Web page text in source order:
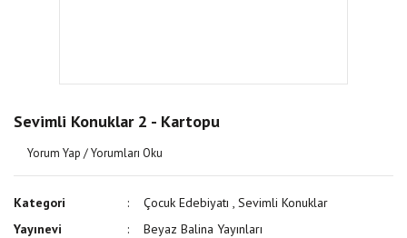
Sevimli Konuklar 2 - Kartopu
Yorum Yap / Yorumları Oku
Kategori Çocuk Edebiyatı ,Sevimli Konuklar
Yayınevi
Beyaz Balina Yayınları